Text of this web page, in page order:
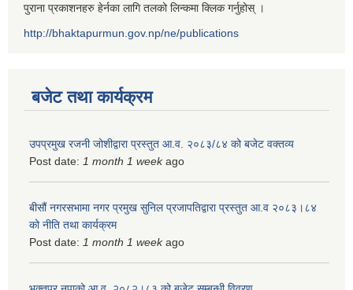
पुराना प्रकाशनहरु हेर्नका लागि तलको लिन्कमा क्लिक गर्नुहोस् ।
http://bhaktapurmun.gov.np/ne/publications
बजेट तथा कार्यक्रम
उपप्रमुख रजनी जोशीद्वारा प्रस्तुत आ.व. २०८३/८४ को बजेट वक्तव्य
Post date: 1 month 1 weekago
बीसौं नगरसभामा नगर प्रमुख सुनिल प्रजापतिद्वारा प्रस्तुत आ.व‍ २०८३।८४
को नीति तथा कार्यक्रम
Post date: 1 month 1 weekago